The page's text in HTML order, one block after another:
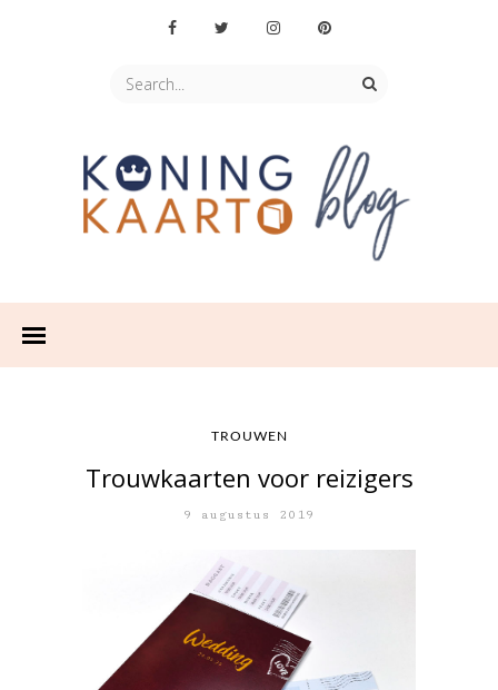
TROUWEN
Trouwkaarten voor reizigers
9 augustus 2019